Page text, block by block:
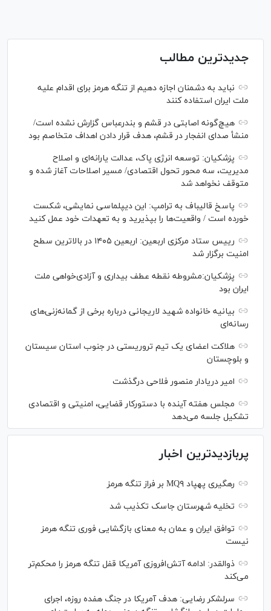
جدیدترین مطالب
نباید به دشمنان اجازه دهیم از تنگه هرمز برای اقدام علیه
ملت ایران استفاده کنند
هیچ‌گونه اصابتی در قشم و بندرعباس گزارش نشده است/
منشأ صدای انفجار در قشم، هدف قرار دادن اهداف متخاصم بود
پزشکیان: توسعه انرژی پاک، عدالت یارانه‌ای و اصلاح
مدیریت، سه محور تحول اقتصادی/ مسیر اصلاحات آغاز شده و
متوقف نخواهد شد
پاسخ قالیباف به ترامپ: این دیپلماسی نمایشی، شکست
خورده است / واقعیت‌ها را بپذیرید و به تعهدات خود عمل کنید
رییس ستاد مرکزی اربعین: اربعین ۱۴۰۵ در بالاترین سطح
امنیت برگزار شد
پزشکیان:مشروطه نقطه عطف بیداری و آزادی‌خواهی ملت
ایران بود
بیانیه خانواده شهید لاریجانی درباره برخی از گمانه‌زنی‌های
رسانه‌ای
هلاکت اعضای یک تیم تروریستی در جنوب استان سیستان
و بلوچستان
امیر دریادار منصور فلاحی درگذشت
مجلس هفته آینده با دستورکار قضایی، امنیتی و اقتصادی
تشکیل جلسه می‌دهد
پربازدیدترین اخبار
رهگیری پهپاد MQ۹ بر فراز تنگه هرمز
تخلیه شهرستان جاسک تکذیب شد
توافق ایران و عمان به معنای بازگشایی فوری تنگه هرمز
نیست
ذوالقدر: ادامه آتش‌افروزی آمریکا قفل تنگه هرمز را محکم‌تر
می‌کند
سرلشکر رضایی: هدف آمریکا در جنگ هفده روزه، اجرای